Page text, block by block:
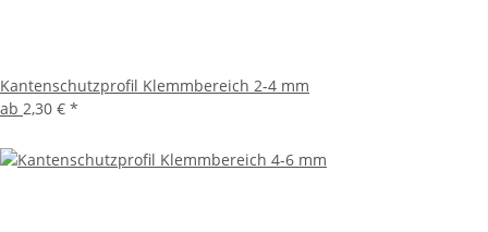
Kantenschutzprofil Klemmbereich 2-4 mm
ab 2,30 € *